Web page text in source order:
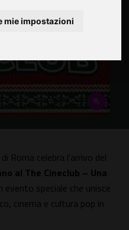
mie impostazioni
Roma celebra l'arrivo del
al The Cineclub – Una
evento speciale che unisce
cinema e cultura pop in